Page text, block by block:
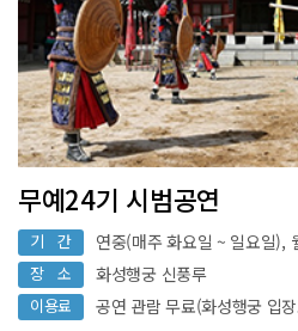
무예24기 시범공연
기 간 연중(매주 화요일 ~ 일요일),
장 소 화성행궁 신풍루
이용료 공연 관람 무료(화성행궁 입